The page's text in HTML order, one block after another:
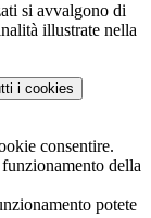
si avvalgono di
illustrate nella
i cookies
consentire.
della
potete